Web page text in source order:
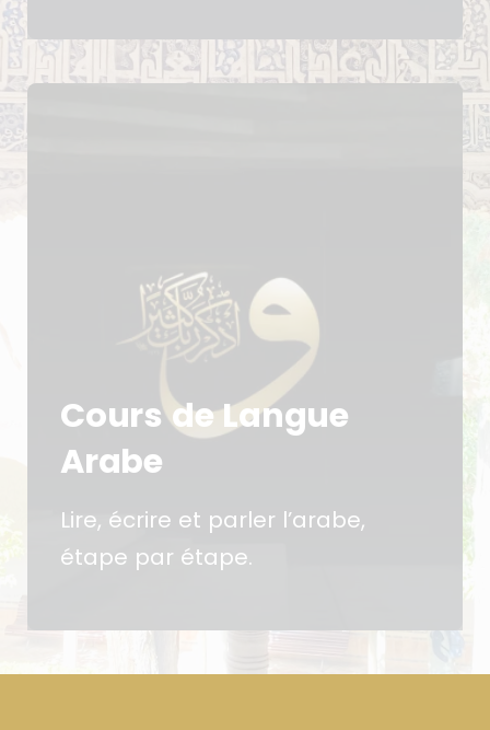
Cours de Langue
Arabe
Lire, écrire et parler l’arabe,
étape par étape.